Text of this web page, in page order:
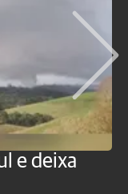
e deixa